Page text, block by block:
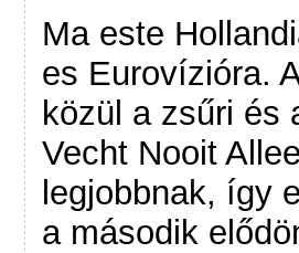
Ma este
es Eurovízióra.
közül a zsűri és
Vecht Nooit
legjobbnak, így
a második